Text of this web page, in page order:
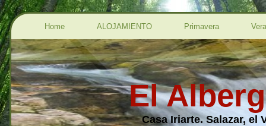
Home ALOJAMIENTO Primavera
El
Casa Iriarte. Salazar, el